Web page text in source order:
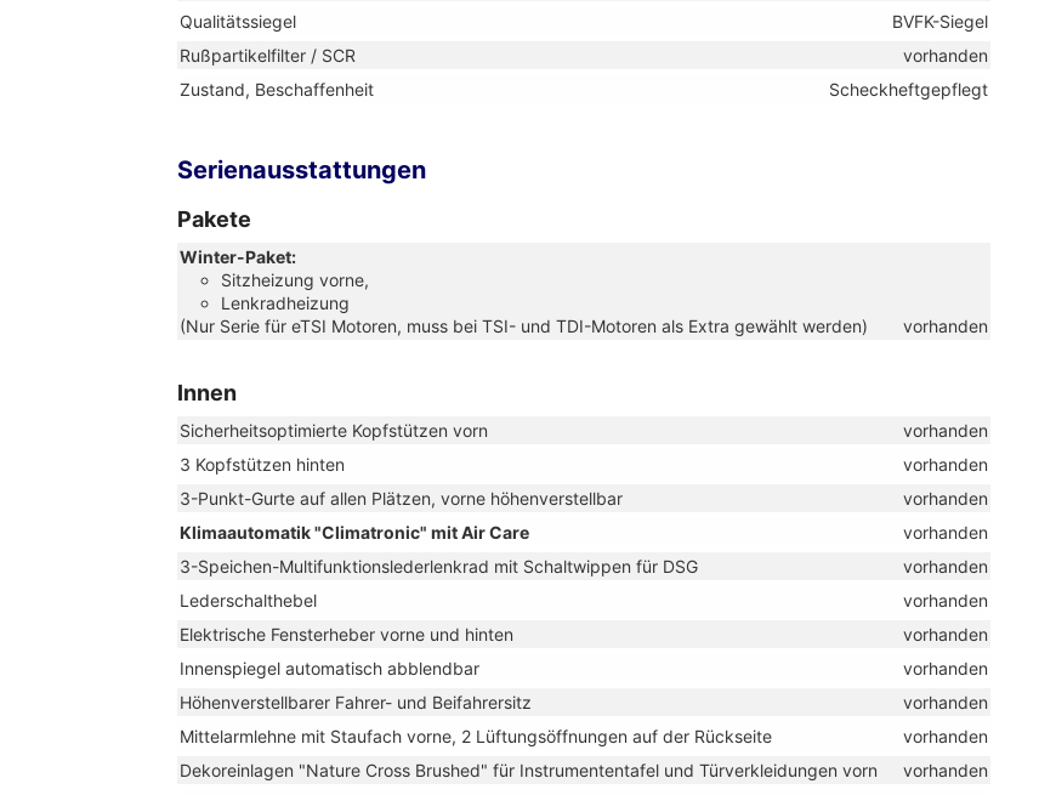
Qualitätssiegel
BVFK-Siegel
Rußpartikelfilter / SCR
vorhanden
Zustand, Beschaffenheit
Scheckheftgepflegt
Serienausstattungen
Pakete
Winter-Paket:
Sitzheizung vorne,
Lenkradheizung
(Nur Serie für eTSI Motoren, muss bei TSI- und TDI-Motoren als Extra gewählt werden)
vorhanden
Innen
Sicherheitsoptimierte Kopfstützen vorn
vorhanden
3 Kopfstützen hinten
vorhanden
3-Punkt-Gurte auf allen Plätzen, vorne höhenverstellbar
vorhanden
Klimaautomatik "Climatronic" mit Air Care
vorhanden
3-Speichen-Multifunktionslederlenkrad mit Schaltwippen für DSG
vorhanden
Lederschalthebel
vorhanden
Elektrische Fensterheber vorne und hinten
vorhanden
Innenspiegel automatisch abblendbar
vorhanden
Höhenverstellbarer Fahrer- und Beifahrersitz
vorhanden
Mittelarmlehne mit Staufach vorne, 2 Lüftungsöffnungen auf der Rückseite
vorhanden
Dekoreinlagen "Nature Cross Brushed" für Instrumententafel und Türverkleidungen vorn
vorhanden